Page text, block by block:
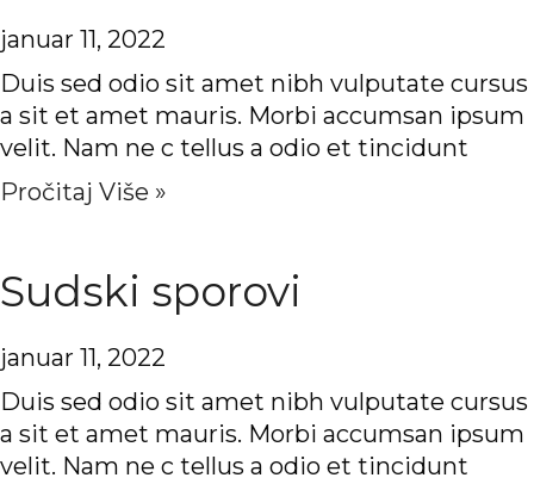
januar 11, 2022
Duis sed odio sit amet nibh vulputate cursus
a sit et amet mauris. Morbi accumsan ipsum
velit. Nam ne c tellus a odio et tincidunt
Pročitaj Više »
Sudski sporovi
januar 11, 2022
Duis sed odio sit amet nibh vulputate cursus
a sit et amet mauris. Morbi accumsan ipsum
velit. Nam ne c tellus a odio et tincidunt